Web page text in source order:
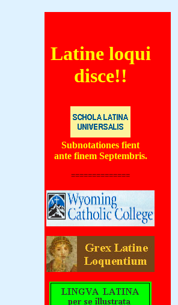
forte globum ignivomum
Latine loqui
disce!!
Subnotationes fient
ante finem Septembris.
==============